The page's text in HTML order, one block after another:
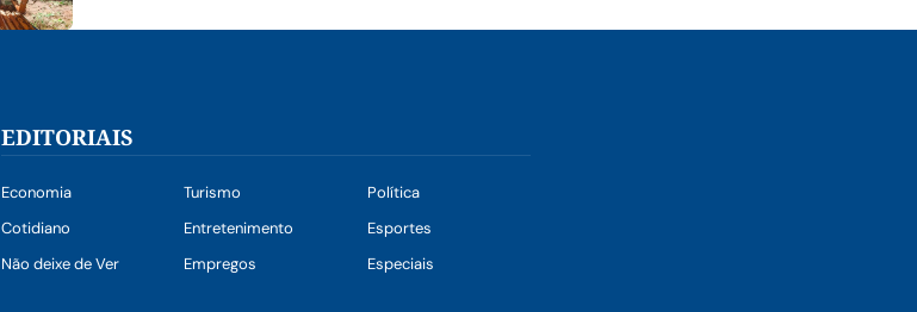
EDITORIAIS
Economia Turismo
Política
Cotidiano
Entretenimento
Esportes
Não deixe de Ver
Empregos Especiais